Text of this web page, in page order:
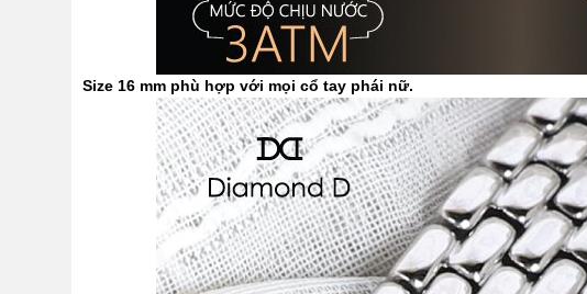
Size 16 mm phù hợp với mọi cổ tay phái nữ.